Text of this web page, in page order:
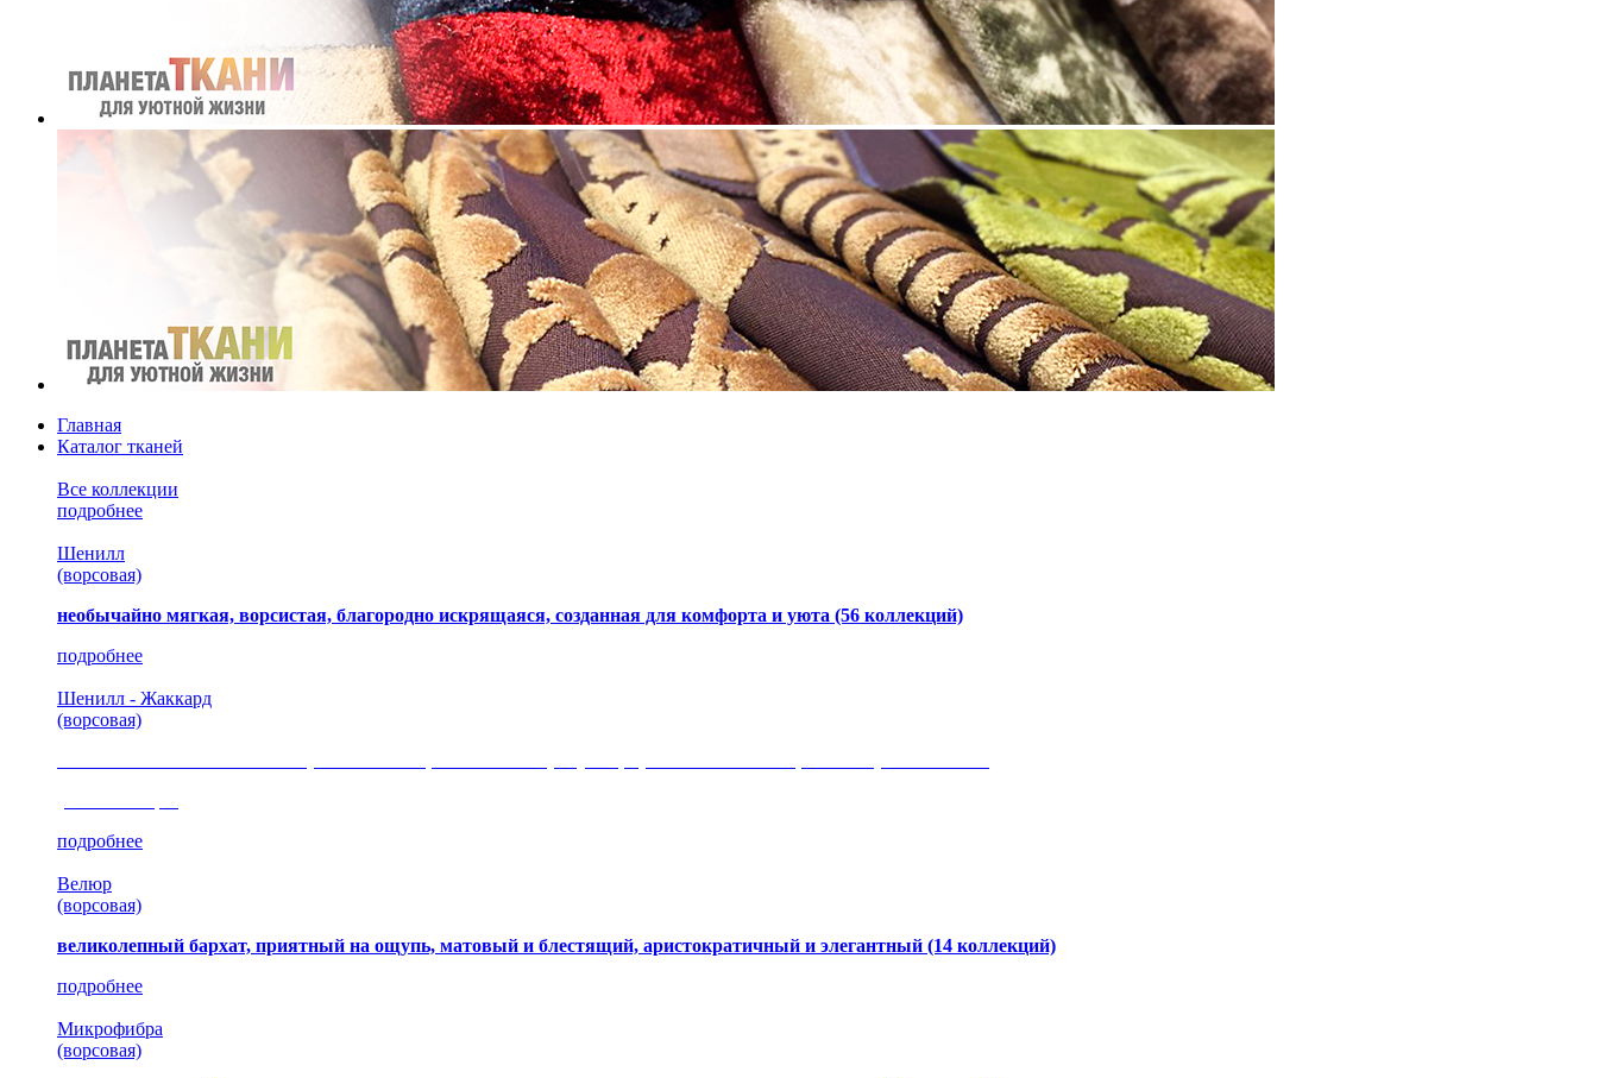
Главная
Каталог тканей
Все коллекции
подробнее
Шенилл
(ворсовая)
необычайно мягкая, ворсистая, благородно искрящаяся, созданная для комфорта и уюта (56 коллекций)
подробнее
Шенилл - Жаккард
(ворсовая)
подробнее
Велюр
(ворсовая)
великолепный бархат, приятный на ощупь, матовый и блестящий, аристократичный и элегантный (14 коллекций)
подробнее
Микрофибра
(ворсовая)